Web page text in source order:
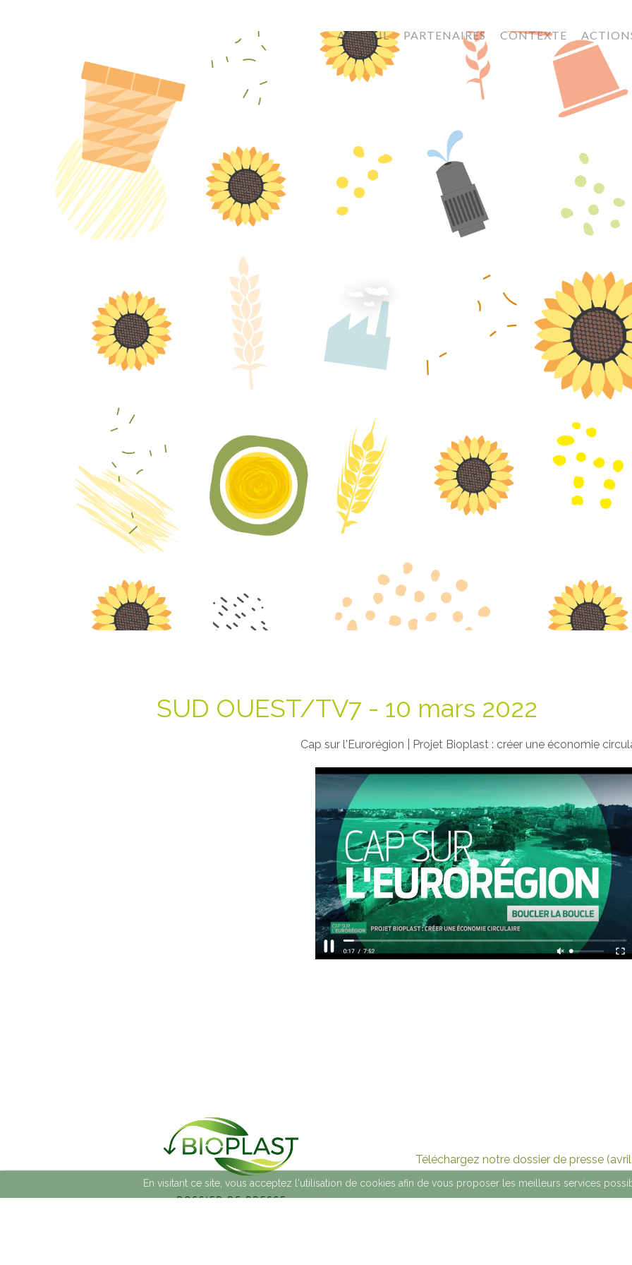
ACCUEIL PARTENAIRES CONTEXTE
BIOPLAST IMAGE PRESSE
SUD OUEST/TV7 - 10 mars 2022
Cap sur l'Eurorégion | Projet Bioplast : créer une économie
Téléchargez notre dossier de presse
En visitant ce site, vous acceptez l'utilisation de cookies afin de vous proposer les meilleurs services